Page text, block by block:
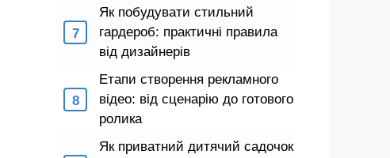
Як побудувати стильний
гардероб: практичні правила
від дизайнерів
Етапи створення рекламного
відео: від сценарію до готового
ролика
Як приватний дитячий садочок